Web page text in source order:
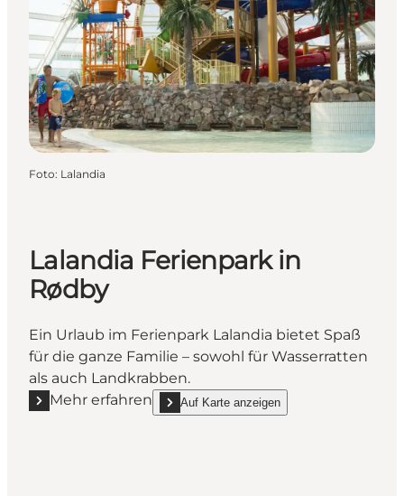
Foto: Lalandia
Lalandia Ferienpark in
Rødby
Ein Urlaub im Ferienpark Lalandia bietet Spaß
für die ganze Familie – sowohl für Wasserratten
als auch Landkrabben.
Mehr erfahren
Mehr erfahren "Lalandia Ferienpark in Rødby"
Auf Karte anzeigen
show Lalandia Ferienpark in Rødby on_map